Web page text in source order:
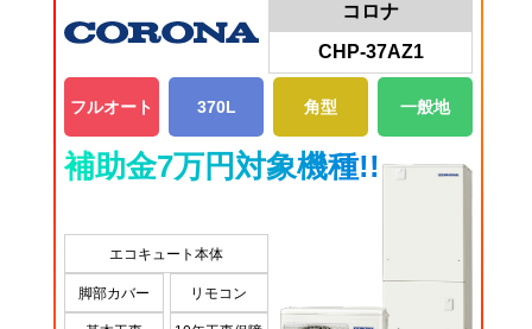
コロナ
CHP-37AZ1
フルオート 370L 角型 一般地
補助金7万円対象機種!!
エコキュート本体
脚部カバー リモコン